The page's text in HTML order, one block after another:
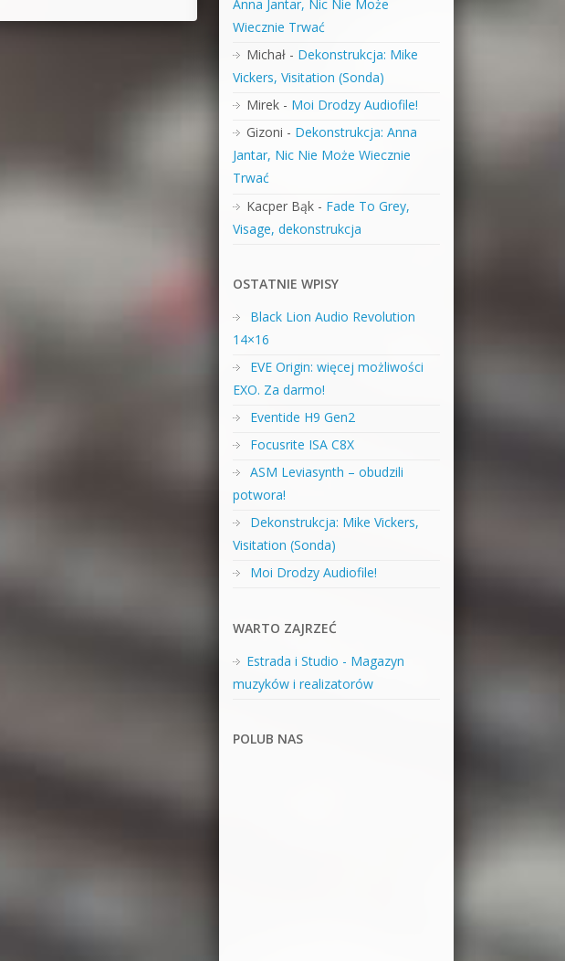
Anna Jantar, Nic Nie Może
Wiecznie Trwać
Michał- Dekonstrukcja: Mike
Vickers, Visitation (Sonda)
Mirek- Moi Drodzy Audiofile!
Gizoni - Dekonstrukcja: Anna
Jantar, Nic Nie Może Wiecznie
Trwać
Kacper Bąk- Fade To Grey,
Visage, dekonstrukcja
OSTATNIE WPISY
Black Lion Audio Revolution
14×16
EVE Origin: więcej możliwości
EXO. Za darmo!
Eventide H9 Gen2
Focusrite ISA C8X
ASM Leviasynth – obudzili
potwora!
Dekonstrukcja: Mike Vickers,
Visitation (Sonda)
Moi Drodzy Audiofile!
WARTO ZAJRZEĆ
Estrada i Studio - Magazyn
muzyków i realizatorów
POLUB NAS